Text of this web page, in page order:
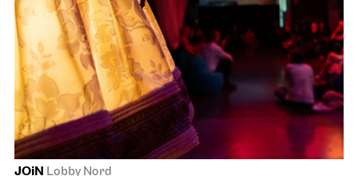
JOiN Lobby Nord